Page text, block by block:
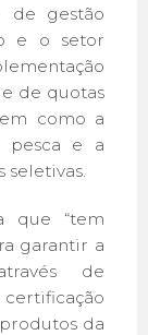
de gestão
e o setor
de quotas
como a
pesca e a
seletivas.
que “tem
garantir a
de
da